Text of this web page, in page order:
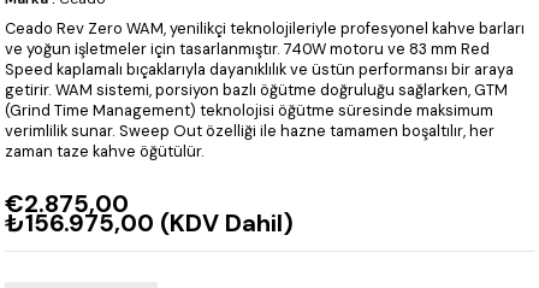
Ceado Rev Zero WAM, yenilikçi teknolojileriyle profesyonel kahve barları
ve yoğun işletmeler için tasarlanmıştır. 740W motoru ve 83 mm Red
Speed kaplamalı bıçaklarıyla dayanıklılık ve üstün performansı bir araya
getirir. WAM sistemi, porsiyon bazlı öğütme doğruluğu sağlarken, GTM
(Grind Time Management) teknolojisi öğütme süresinde maksimum
verimlilik sunar. Sweep Out özelliği ile hazne tamamen boşaltılır, her
zaman taze kahve öğütülür.
€2.875,00
₺156.975,00 (KDV Dahil)